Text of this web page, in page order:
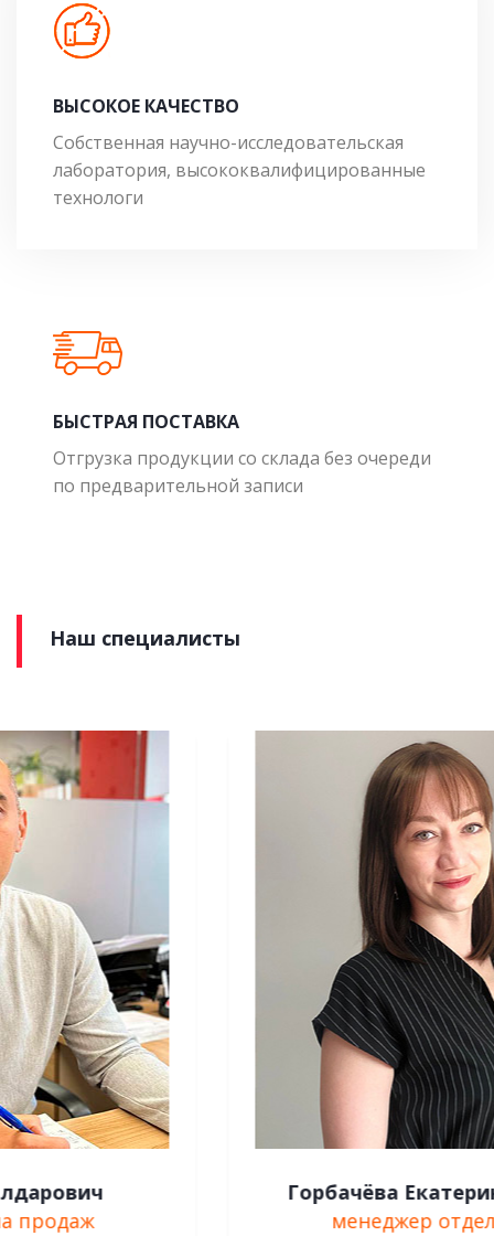
ВЫСОКОЕ КАЧЕСТВО
Собственная научно-исследовательская
лаборатория, высококвалифицированные
технологи
БЫСТРАЯ ПОСТАВКА
Отгрузка продукции со склада без очереди
по предварительной записи
Наш специалисты
Горбачёва Екатерина Яковлевна
менеджер отдела продаж